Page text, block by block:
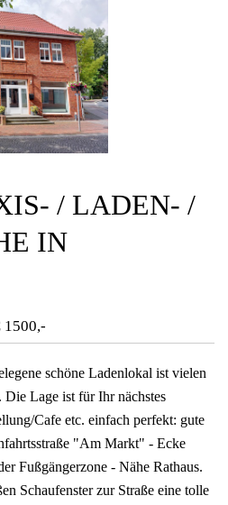
/ LADEN- /
IN
1500,-
schöne Ladenlokal ist vielen
Lage ist für Ihr nächstes
Cafe etc. einfach perfekt: gute
"Am Markt" - Ecke
Fußgängerzone - Nähe Rathaus.
Schaufenster zur Straße eine tolle